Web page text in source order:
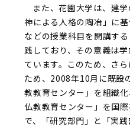
また、花園大学は、建
神による人格の陶冶」に
などの授業科目を開講す
践しており、その意義は
ています。このため、さ
ため、2008年10月に既設
教教育センター」を組織
仏教教育センター」を国
で、「研究部門」と「実